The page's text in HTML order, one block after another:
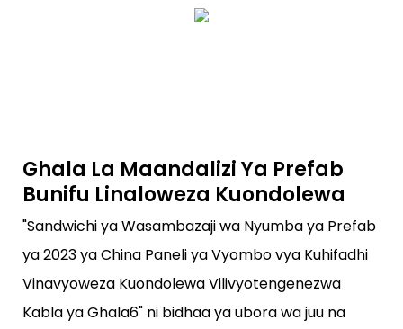
Ghala La Maandalizi Ya Prefab
Bunifu Linaloweza Kuondolewa
"Sandwichi ya Wasambazaji wa Nyumba ya Prefab
ya 2023 ya China Paneli ya Vyombo vya Kuhifadhi
Vinavyoweza Kuondolewa Vilivyotengenezwa
Kabla ya Ghala6" ni bidhaa ya ubora wa juu na